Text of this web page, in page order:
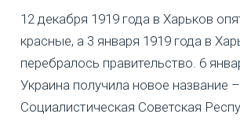
12 декабря 1919 года в Харьков
красные, а 3 января 1919 года в
перебралось правительство. 6
Украина получила новое название
Социалистическая Советская